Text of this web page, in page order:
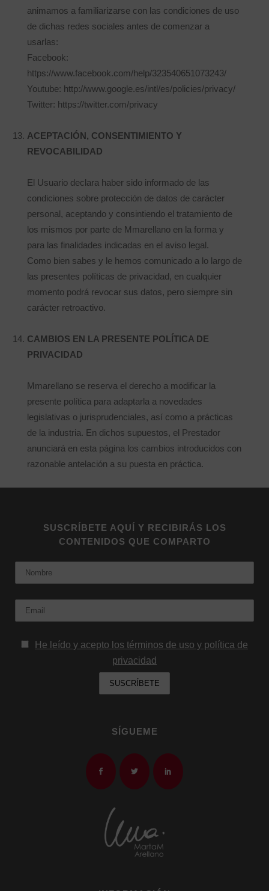
animamos a familiarizarse con las condiciones de uso
de dichas redes sociales antes de comenzar a
usarlas:
Facebook:
https://www.facebook.com/help/323540651073243/
Youtube: http://www.google.es/intl/es/policies/privacy/
Twitter: https://twitter.com/privacy
ACEPTACIÓN, CONSENTIMIENTO Y
REVOCABILIDAD
El Usuario declara haber sido informado de las
condiciones sobre protección de datos de carácter
personal, aceptando y consintiendo el tratamiento de
los mismos por parte de Mmarellano en la forma y
para las finalidades indicadas en el aviso legal.
Como bien sabes y le hemos comunicado a lo largo de
las presentes políticas de privacidad, en cualquier
momento podrá revocar sus datos, pero siempre sin
carácter retroactivo.
CAMBIOS EN LA PRESENTE POLÍTICA DE
PRIVACIDAD
Mmarellano se reserva el derecho a modificar la
presente política para adaptarla a novedades
legislativas o jurisprudenciales, así como a prácticas
de la industria. En dichos supuestos, el Prestador
anunciará en esta página los cambios introducidos con
razonable antelación a su puesta en práctica.
SUSCRÍBETE AQUÍ Y RECIBIRÁS LOS
CONTENIDOS QUE COMPARTO
He leído y acepto los términos de uso y política de
privacidad
SÍGUEME